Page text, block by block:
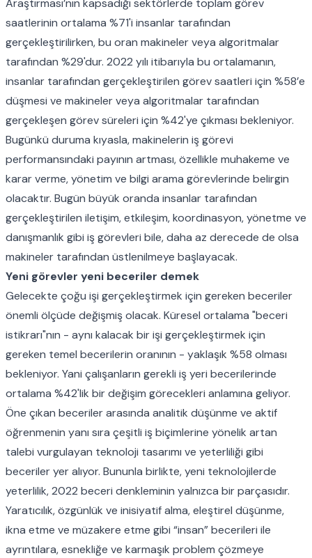
Araştırması’nın kapsadığı sektörlerde toplam görev
saatlerinin ortalama %71'i insanlar tarafından
gerçekleştirilirken, bu oran makineler veya algoritmalar
tarafından %29'dur. 2022 yılı itibarıyla bu ortalamanın,
insanlar tarafından gerçekleştirilen görev saatleri için %58’e
düşmesi ve makineler veya algoritmalar tarafından
gerçekleşen görev süreleri için %42'ye çıkması bekleniyor.
Bugünkü duruma kıyasla, makinelerin iş görevi
performansındaki payının artması, özellikle muhakeme ve
karar verme, yönetim ve bilgi arama görevlerinde belirgin
olacaktır. Bugün büyük oranda insanlar tarafından
gerçekleştirilen iletişim, etkileşim, koordinasyon, yönetme ve
danışmanlık gibi iş görevleri bile, daha az derecede de olsa
makineler tarafından üstlenilmeye başlayacak.
Yeni görevler yeni beceriler demek
Gelecekte çoğu işi gerçekleştirmek için gereken beceriler
önemli ölçüde değişmiş olacak. Küresel ortalama "beceri
istikrarı"nın - aynı kalacak bir işi gerçekleştirmek için
gereken temel becerilerin oranının - yaklaşık %58 olması
bekleniyor. Yani çalışanların gerekli iş yeri becerilerinde
ortalama %42'lik bir değişim görecekleri anlamına geliyor.
Öne çıkan beceriler arasında analitik düşünme ve aktif
öğrenmenin yanı sıra çeşitli iş biçimlerine yönelik artan
talebi vurgulayan teknoloji tasarımı ve yeterliliği gibi
beceriler yer alıyor. Bununla birlikte, yeni teknolojilerde
yeterlilik, 2022 beceri denkleminin yalnızca bir parçasıdır.
Yaratıcılık, özgünlük ve inisiyatif alma, eleştirel düşünme,
ikna etme ve müzakere etme gibi “insan” becerileri ile
ayrıntılara, esnekliğe ve karmaşık problem çözmeye